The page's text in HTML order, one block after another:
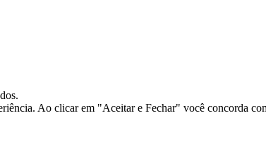
Ao clicar em "Aceitar e Fechar" você concorda